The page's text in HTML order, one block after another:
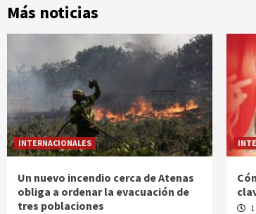
Más noticias
INTERNACIONALES
Un nuevo incendio cerca de Atenas
obliga a ordenar la evacuación de
tres poblaciones